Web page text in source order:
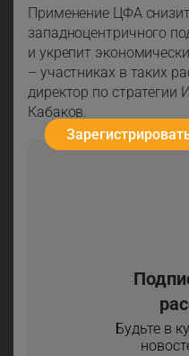
Применение ЦФА
западноцентричного
и укрепит
– участниках в таких
директор по стратегии
Кабаков.
Будьте в